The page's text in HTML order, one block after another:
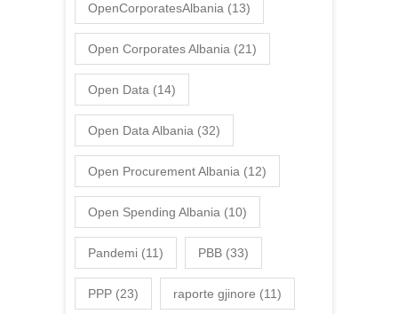
OpenCorporatesAlbania (13)
Open Corporates Albania (21)
Open Data (14)
Open Data Albania (32)
Open Procurement Albania (12)
Open Spending Albania (10)
Pandemi (11) PBB (33)
PPP (23) raporte gjinore (11)